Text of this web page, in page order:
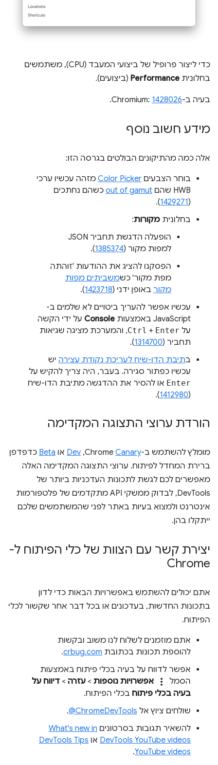
כדי ליצור פרופיל של ביצועי המעבד (CPU), משתמשים
בחלונית Performance (ביצועים).
בעיה ב-Chromium:1428026
.
מידע חשוב נוסף
אלה כמה מהתיקונים הבולטים בגרסה הזו:
בוחר הצבעים Color Picker מזהה עכשיו ערכי
HWB שהם
out of gamut כשהם נחתכים
(
1429271
).
בחלונית מקורות:
הופעלה הדגשת תחביר JSON
למפות מקור (1385374
).
הפסקנו להציג את ההודעות 'זוהתה
מפת מקור' כשמשביתים מפות
מקור באופן ידני (1423718
).
עכשיו אפשר להעריך ביטויים לא שלמים ב-
JavaScript באמצעות
Console על ידי הקשה
על
Ctrl + Enter
, והמערכת מציגה שגיאות
תחביר (1314700
).
בתיבת הדו-שיח לעריכת נקודת עצירה יש
עכשיו כפתור סגירה. בעבר, היה צריך להקיש על
Enter או להסיר את ההדגשה מתיבת הדו-שיח
(
1412980
).
הורדת ערוצי התצוגה המקדימה
מומלץ להשתמש ב-ChromeCanary
,‏
Dev או Beta כדפדפן
ברירת המחדל לפיתוח. ערוצי התצוגה המקדימה האלה
מאפשרים לכם לגשת לתכונות העדכניות ביותר של
DevTools, לבדוק ממשקי API מתקדמים של פלטפורמות
אינטרנט ולמצוא בעיות באתר לפני שהמשתמשים שלכם
ייתקלו בהן.
יצירת קשר עם הצוות של כלי הפיתוח ל-
Chrome
אתם יכולים להשתמש באפשרויות הבאות כדי לדון
בתכונות החדשות, בעדכונים או בכל דבר אחר שקשור לכלי
הפיתוח.
אתם מוזמנים לשלוח לנו משוב ובקשות
להוספת תכונות בכתובת crbug.com
.
אפשר לדווח על בעיה בכלי פיתוח באמצעות
הסמל
more_vert אפשרויות נוספות > עזרה > דיווח על
בעיה בכלי פיתוח בכלי הפיתוח.
שולחים ציוץ אל ‎@ChromeDevTools
.
להשאיר תגובות בסרטונים What's new in
DevTools YouTube videos או DevTools Tips
YouTube videos
.